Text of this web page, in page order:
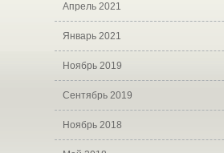
Апрель 2021
Январь 2021
Ноябрь 2019
Сентябрь 2019
Ноябрь 2018